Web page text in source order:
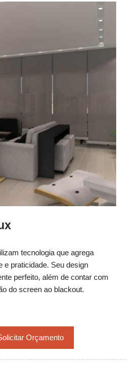
tecnologia que agrega
e praticidade. Seu design
perfeito, além de contar com
do screen ao blackout.
Orçamento